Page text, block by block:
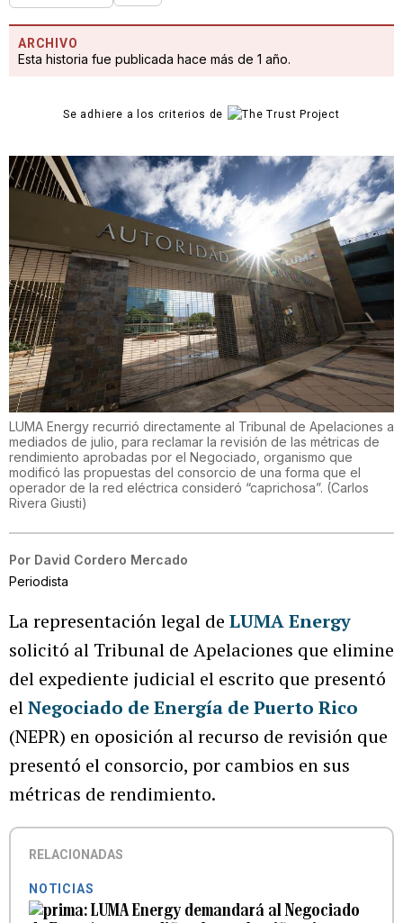
ARCHIVO
Esta historia fue publicada hace más de 1 año.
Se adhiere a los criterios de
LUMA Energy recurrió directamente al Tribunal de Apelaciones a
mediados de julio, para reclamar la revisión de las métricas de
rendimiento aprobadas por el Negociado, organismo que
modificó las propuestas del consorcio de una forma que el
operador de la red eléctrica consideró “caprichosa”. (Carlos
Rivera Giusti)
Por David Cordero Mercado
Periodista
La representación legal de LUMA Energy
solicitó al Tribunal de Apelaciones que elimine
del expediente judicial el escrito que presentó
elNegociado de Energía de Puerto Rico
(NEPR) en oposición al recurso de revisión que
presentó el consorcio, por cambios en sus
métricas de rendimiento.
RELACIONADAS
NOTICIAS
LUMA Energy demandará al Negociado